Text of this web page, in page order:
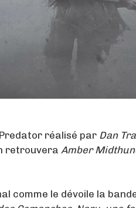
réalisé par Dan
retrouvera Amber
comme le dévoile la